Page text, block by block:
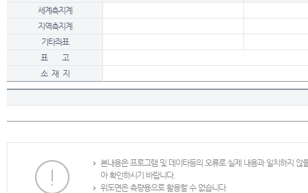
세계측지계
지역측지계
기타좌표
표 고
소 재 지
본내용은 프로그램 및 데이타등의 오류로 실제 내용과 일치하지
아 확인하시기 바랍니다.
위도면은 측량용으로 활용할 수 없습니다.